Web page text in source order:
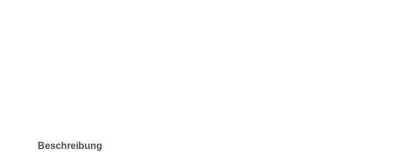
weitere Registerkarten anzeigen
Beschreibung